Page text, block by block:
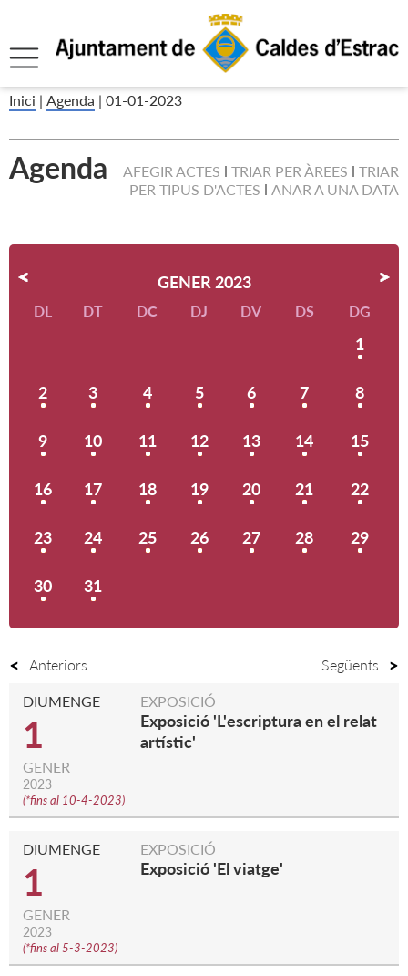
Inici | Agenda | 01-01-2023
Agenda AFEGIR ACTES TRIAR PER ÀREES
TRIAR
PER TIPUS D'ACTES
ANAR A UNA DATA
GENER 2023
DL DT DC DJ DV DS DG
1
2 3 4 5 6 7 8
9 10 11 12 13 14 15
16 17 18 19 20 21 22
23 24 25 26 27 28 29
30 31
Anteriors Següents
DIUMENGE
1
GENER
2023
(*fins al 10-4-2023)
EXPOSICIÓ
Exposició 'L'escriptura en el relat
artístic'
DIUMENGE
1
GENER
2023
(*fins al 5-3-2023)
EXPOSICIÓ
Exposició 'El viatge'